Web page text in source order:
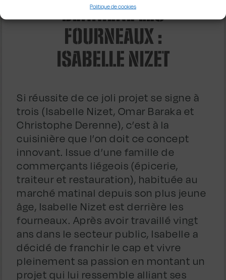
Politique de cookies
DERRIÈRE LES
FOURNEAUX :
ISABELLE NIZET
Si réussite de ce joli projet se signe à
trois (Isabelle Nizet, Omar Baraka et
Christophe Derenne), c’est à la
cuisinière que l’on doit ce concept
innovant. Issue d’une famille de
commerçants liégeois (épicerie,
traiteur et restauration), habituée au
marché matinal depuis son plus jeune
âge, Isabelle Nizet est derrière les
fourneaux. Après avoir travaillé vingt
ans dans le secteur public, Isabelle a
décidé de franchir le cap et vivre
pleinement sa passion en montant un
projet qui lui ressemble alliant ses